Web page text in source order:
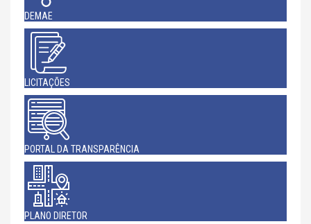
DEMAE
LICITAÇÕES
PORTAL DA TRANSPARÊNCIA
PLANO DIRETOR